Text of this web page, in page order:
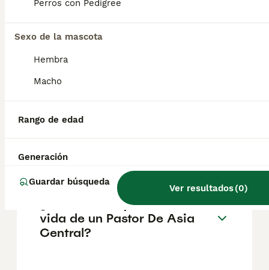
Perros con Pedigree
Sexo de la mascota
Hembra
Macho
Rango de edad
Generación
Guardar búsqueda
Ver resultados(0)
¿Cómo es el carácter de
Pastor De Asia Central?
Pastor De Asia Central?
¿Cuál es la esperanza de
vida de un Pastor De Asia
Central?